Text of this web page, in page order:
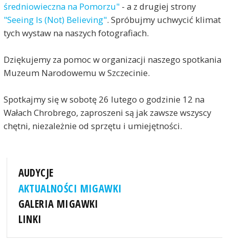
średniowieczna na Pomorzu"- a z drugiej strony
"Seeing Is (Not) Believing". Spróbujmy uchwycić klimat
tych wystaw na naszych fotografiach.
Dziękujemy za pomoc w organizacji naszego spotkania
Muzeum Narodowemu w Szczecinie.
Spotkajmy się w sobotę 26 lutego o godzinie 12 na
Wałach Chrobrego, zaproszeni są jak zawsze wszyscy
chętni, niezależnie od sprzętu i umiejętności.
AUDYCJE
AKTUALNOŚCI MIGAWKI
GALERIA MIGAWKI
LINKI